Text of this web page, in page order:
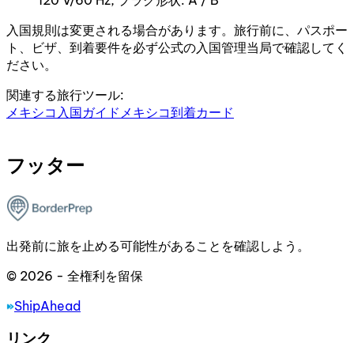
入国規則は変更される場合があります。旅行前に、パスポー
ト、ビザ、到着要件を必ず公式の入国管理当局で確認してく
ださい。
関連する旅行ツール:
メキシコ入国ガイド メキシコ到着カード
フッター
出発前に旅を止める可能性があることを確認しよう。
© 2026 - 全権利を留保
ShipAhead
リンク